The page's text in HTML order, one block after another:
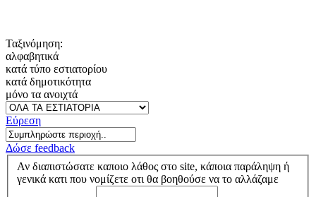
Ταξινόμηση:
αλφαβητικά
κατά τύπο εστιατορίου
κατά δημοτικότητα
μόνο τα ανοιχτά
Εύρεση
Δώσε feedback
Αν διαπιστώσατε καποιο λάθος στο site, κάποια παράληψη ή
γενικά κατι που νομίζετε οτι θα βοηθούσε να το αλλάζαμε